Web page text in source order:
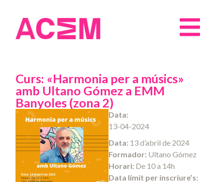
Curs: «Harmonia per a músics»
amb Ultano Gómez a EMM
Banyoles (zona 2)
Data:
13-04-2024
Data: 13 d’abril de 2024
Formador: Ultano Gómez
Horari: De 10 a 14h
Data límit per inscriure’s: